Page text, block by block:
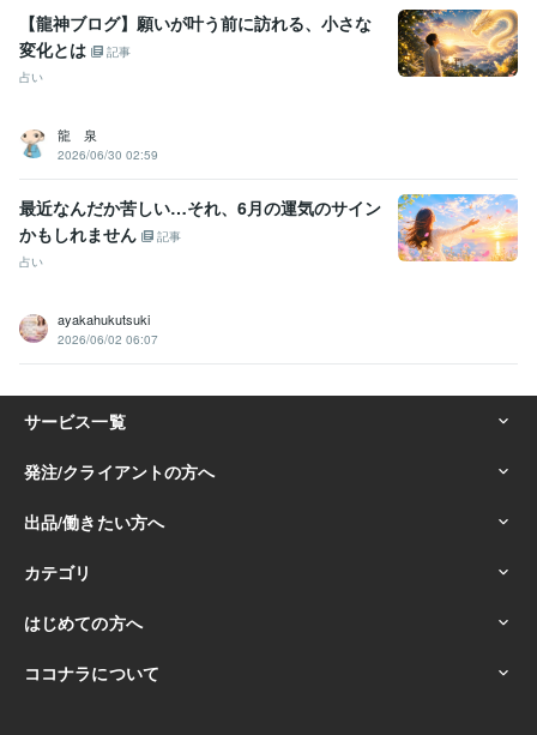
【龍神ブログ】願いが叶う前に訪れる、小さな
変化とは
記事
占い
龍 泉
2026/06/30 02:59
最近なんだか苦しい…それ、6月の運気のサイン
かもしれません
記事
占い
ayakahukutsuki
2026/06/02 06:07